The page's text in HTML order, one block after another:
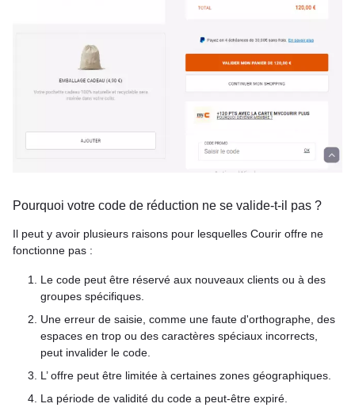
Pourquoi votre code de réduction ne se valide-t-il pas ?
Il peut y avoir plusieurs raisons pour lesquelles Courir offre ne
fonctionne pas :
Le code peut être réservé aux nouveaux clients ou à des
groupes spécifiques.
Une erreur de saisie, comme une faute d'orthographe, des
espaces en trop ou des caractères spéciaux incorrects,
peut invalider le code.
L’ offre peut être limitée à certaines zones géographiques.
La période de validité du code a peut-être expiré.